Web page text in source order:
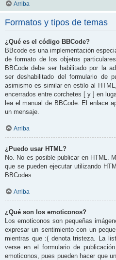
Arriba
Formatos y tipos de temas
¿Qué es el código BBCode?
BBcode es una implementación
de formato de los objetos
BBCode debe ser habilitado por la
ser deshabilitado del formulario de
asimismo es similar en estilo al
encerrados entre corchetes [ y ] en
lea el manual de BBCode. El enlace
un mensaje.
Arriba
¿Puedo usar HTML?
No. No es posible publicar en HTML.
que se pueden ejecutar utilizando
BBCodes.
Arriba
¿Qué son los emoticonos?
Los emoticonos son pequeñas
expresar un sentimiento con un
mientras que :( denota tristeza. La
verse en el formulario de
emoticonos, pues pueden hacer que